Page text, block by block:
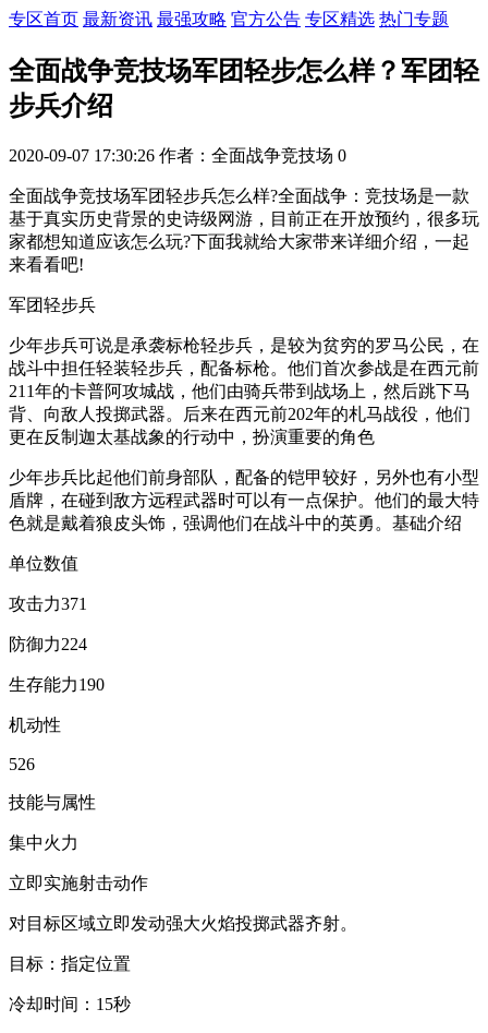
专区首页 最新资讯 最强攻略 官方公告 专区精选 热门专题
全面战争竞技场军团轻步怎么样？军团轻
步兵介绍
2020-09-07 17:30:26 作者：全面战争竞技场 0
全面战争竞技场军团轻步兵怎么样?全面战争：竞技场是一款
基于真实历史背景的史诗级网游，目前正在开放预约，很多玩
家都想知道应该怎么玩?下面我就给大家带来详细介绍，一起
来看看吧!
军团轻步兵
少年步兵可说是承袭标枪轻步兵，是较为贫穷的罗马公民，在
战斗中担任轻装轻步兵，配备标枪。他们首次参战是在西元前
211年的卡普阿攻城战，他们由骑兵带到战场上，然后跳下马
背、向敌人投掷武器。后来在西元前202年的札马战役，他们
更在反制迦太基战象的行动中，扮演重要的角色
少年步兵比起他们前身部队，配备的铠甲较好，另外也有小型
盾牌，在碰到敌方远程武器时可以有一点保护。他们的最大特
色就是戴着狼皮头饰，强调他们在战斗中的英勇。基础介绍
单位数值
攻击力371
防御力224
生存能力190
机动性
526
技能与属性
集中火力
立即实施射击动作
对目标区域立即发动强大火焰投掷武器齐射。
目标：指定位置
冷却时间：15秒